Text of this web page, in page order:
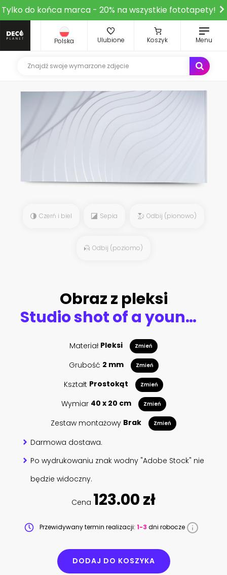
Tylko do końca marca - 20% na wszystkie fototapety!
Polska Ulubione Koszyk Menu
Czerń i biel Sepia Odbij (pionowo)
Odbij (poziomo)
Obraz z pleksi
Studio shot of a young charming woman wearing the terracotta hijab decorated with sequins and jewelry. Arabic style.
Materiał Pleksi Zmień
Grubość 2 mm Zmień
Kształt Prostokąt Zmień
Wymiar 40 x 20 cm Zmień
Zestaw montażowy Brak Zmień
Darmowa dostawa.
Po wydrukowaniu znak wodny "Adobe Stock" nie
będzie widoczny.
Cena 123.00 zł
Przewidywany termin realizacji: 1-3 dni robocze
DODAJ DO KOSZYKA